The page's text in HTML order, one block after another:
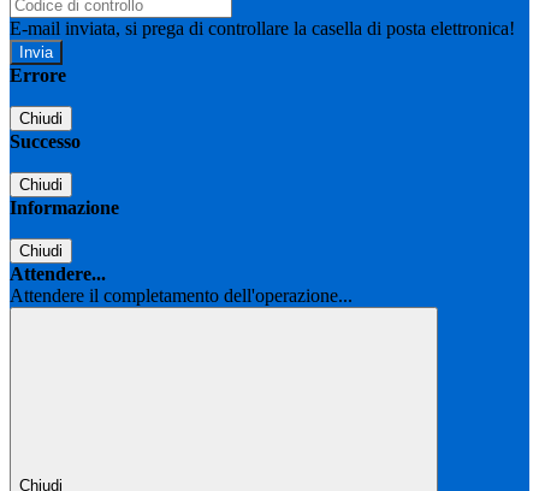
E-mail inviata, si prega di controllare la casella di posta elettronica!
Errore
Chiudi
Successo
Chiudi
Informazione
Chiudi
Attendere...
Attendere il completamento dell'operazione...
Chiudi